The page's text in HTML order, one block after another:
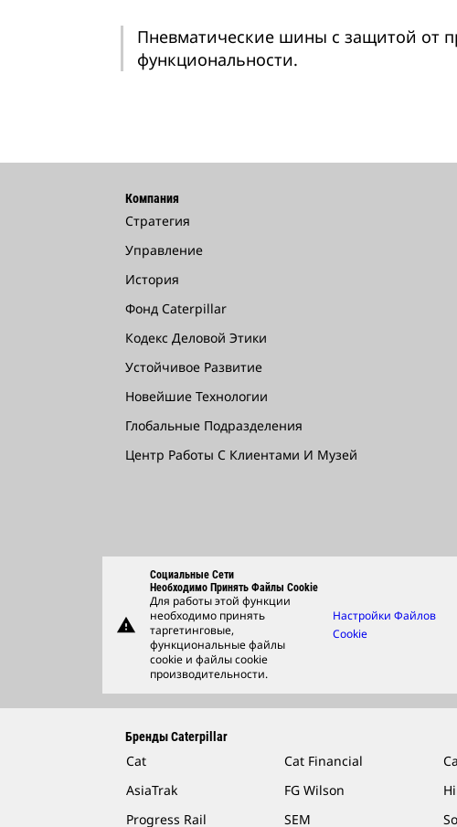
Пневматические шины с защитой от
функциональности.
Компания
Стратегия
Управление
История
Фонд Caterpillar
Кодекс Деловой Этики
Устойчивое Развитие
Новейшие Технологии
Глобальные Подразделения
Центр Работы С Клиентами И Музей
warning
Социальные Сети
Необходимо Принять Файлы Cookie
Для работы этой функции
необходимо принять
таргетинговые,
функциональные файлы
cookie и файлы cookie
производительности.
Настройки Файлов
Cookie
Бренды Caterpillar
Cat Cat Financial
AsiaTrak
FG Wilson
Progress Rail
SEM